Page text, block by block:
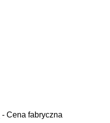
- Cena fabryczna